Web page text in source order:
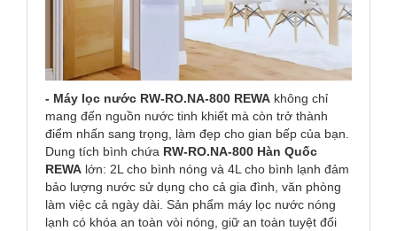
- Máy lọc nước RW-RO.NA-800 REWA không chỉ
mang đến nguồn nước tinh khiết mà còn trở thành
điểm nhấn sang trọng, làm đẹp cho gian bếp của bạn.
Dung tích bình chứa RW-RO.NA-800 Hàn Quốc
REWA lớn: 2L cho bình nóng và 4L cho bình lạnh đảm
bảo lượng nước sử dụng cho cả gia đình, văn phòng
làm việc cả ngày dài. Sản phẩm máy lọc nước nóng
lạnh có khóa an toàn vòi nóng, giữ an toàn tuyệt đối